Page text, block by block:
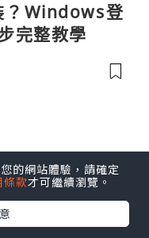
？Windows登
完整教學
的網站體驗，請確定
條款才可繼續瀏覽。